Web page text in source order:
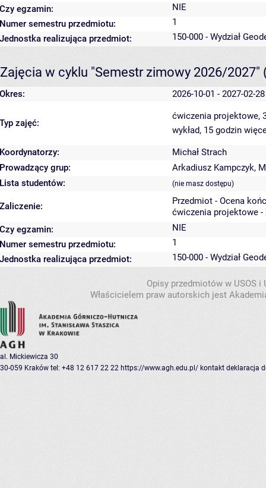
Czy egzamin:
NIE
Numer semestru przedmiotu:
1
Jednostka realizująca przedmiot:
150-000 - Wydział
Zajęcia w cyklu "Semestr zimowy 2026/2027"
Okres: 2026-10-01 - 2027-02-28
Typ zajęć:
ćwiczenia projektowe,
wykład, 15 godzin
Koordynatorzy:
Michał Strach
Prowadzący grup:
Arkadiusz Kampczyk,
Lista studentów:
(nie masz dostępu)
Zaliczenie:
Przedmiot - Ocena
ćwiczenia projektowe -
Czy egzamin:
NIE
Numer semestru przedmiotu:
1
Jednostka realizująca przedmiot:
150-000 - Wydział
Opisy przedmiotów w USOS
Właścicielem praw autorskich jest
al. Mickiewicza 30
30-059 Kraków tel: +48 12 617 22 22 https://www.agh.edu.pl/ kontakt deklaracja